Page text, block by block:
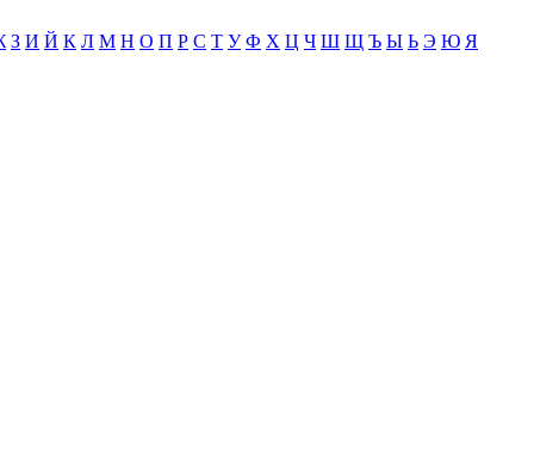
З И Й К Л М Н О П Р С Т У Ф Х Ц Ч Ш Щ Ъ Ы Ь Э Ю Я